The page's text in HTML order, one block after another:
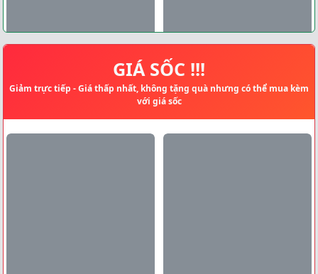
GIÁ SỐC !!!
Giảm trực tiếp - Giá thấp nhất, không tặng quà nhưng có thể mua kèm
với giá sốc